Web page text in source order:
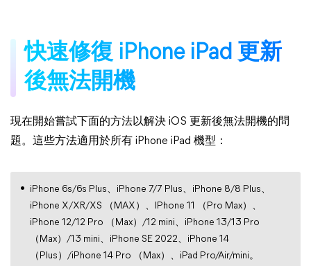
快速修復 iPhone iPad 更新
後無法開機
現在開始嘗試下面的方法以解決 iOS 更新後無法開機的問
題。這些方法適用於所有 iPhone iPad 機型：
iPhone 6s/6s Plus、iPhone 7/7 Plus、iPhone 8/8 Plus、
iPhone X/XR/XS （MAX）、IPhone 11 （Pro Max）、
iPhone 12/12 Pro （Max）/12 mini、iPhone 13/13 Pro
（Max）/13 mini、iPhone SE 2022、iPhone 14
（Plus）/iPhone 14 Pro （Max）、iPad Pro/Air/mini。